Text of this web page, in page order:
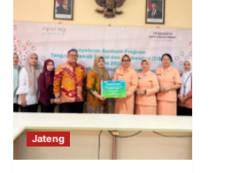
Jateng